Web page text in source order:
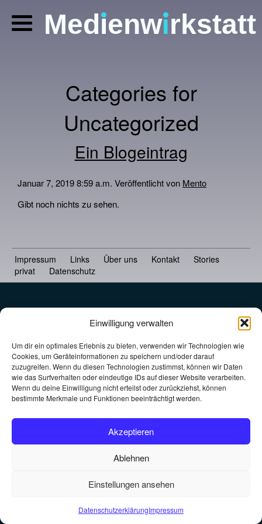
Einwilligung verwalten
Um dir ein optimales Erlebnis zu bieten, verwenden wir Technologien wie
Cookies, um Geräteinformationen zu speichern und/oder darauf
zuzugreifen. Wenn du diesen Technologien zustimmst, können wir Daten
wie das Surfverhalten oder eindeutige IDs auf dieser Website verarbeiten.
Wenn du deine Einwilligung nicht erteilst oder zurückziehst, können
bestimmte Merkmale und Funktionen beeinträchtigt werden.
Akzeptieren
Ablehnen
Einstellungen ansehen
DatenschutzerklärungImpressum
Med ienwirkstatt
Categories for
Uncategorized
Ein Blogeintrag
Januar 7, 2019 8:59 a.m. Veröffentlicht von Mento
Gibt noch nichts zu sehen.
Silhouetten-Trickfilm
Foto-Comics
Kreativ-Pädagogik
Fotografie
Termine
Kontakt
Impressum Links Über uns Kontakt
Stories
privat
Datenschutz